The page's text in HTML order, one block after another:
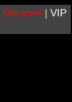
Магазин | VIP